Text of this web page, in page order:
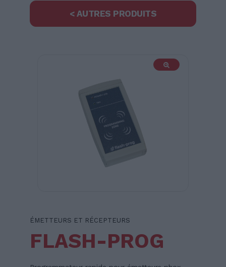
< AUTRES PRODUITS
ÉMETTEURS ET RÉCEPTEURS
FLASH-PROG